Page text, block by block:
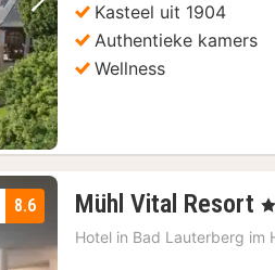
Volgende foto
Kasteel uit 1904
Authentieke kamers
Wellness
8.6 Mühl Vital Resort 1
,
Hotel in Bad Lauterberg im